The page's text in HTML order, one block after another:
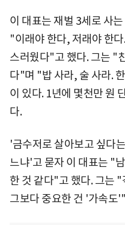
이 대표는 재벌 3세로 사
"이래야 한다, 저래야 한
스러웠다"고 했다. 그는 "
다"며 "밥 사라, 술 사라.
이 있다. 1년에 몇천만 원
다.
'금수저로 살아보고 싶다
느냐'고 묻자 이 대표는 "
한 것 같다"고 했다. 그는
그보다 중요한 건 '가속도